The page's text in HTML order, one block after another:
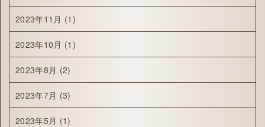
2023年11月 (1)
2023年10月 (1)
2023年8月 (2)
2023年7月 (3)
2023年5月 (1)